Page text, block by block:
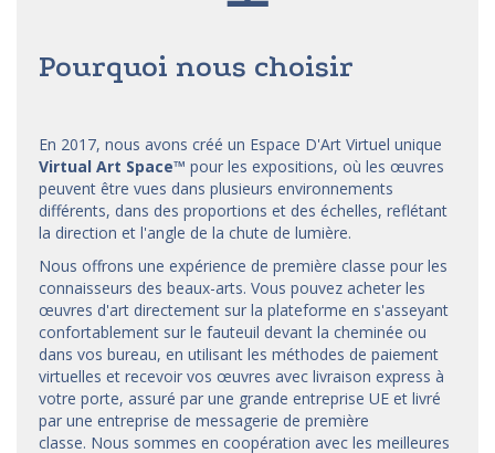
Pourquoi nous choisir
En 2017, nous avons créé un Espace D'Art Virtuel unique
Virtual Art Space™ pour les expositions, où les œuvres
peuvent être vues dans plusieurs environnements
différents, dans des proportions et des échelles, reflétant
la direction et l'angle de la chute de lumière.
Nous offrons une expérience de première classe pour les
connaisseurs des beaux-arts. Vous pouvez acheter les
œuvres d'art directement sur la plateforme en s'asseyant
confortablement sur le fauteuil devant la cheminée ou
dans vos bureau, en utilisant les méthodes de paiement
virtuelles et recevoir vos œuvres avec livraison express à
votre porte, assuré par une grande entreprise UE et livré
par une entreprise de messagerie de première
classe. Nous sommes en coopération avec les meilleures